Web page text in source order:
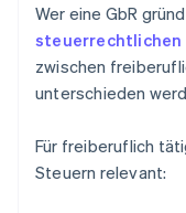
Wer eine GbR
zwischen
unterschieden
Für freiberuflich
Steuern relevant: